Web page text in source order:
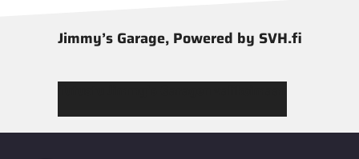
Jimmy’s Garage, Powered by SVH.fi